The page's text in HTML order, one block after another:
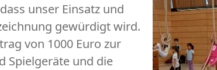
unser Einsatz und
gewürdigt wird.
von 1000 Euro zur
Spielgeräte und die